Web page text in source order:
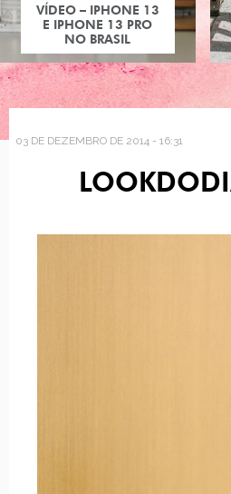
VÍDEO – IPHONE 13
E IPHONE 13 PRO
NO BRASIL
03 DE DEZEMBRO DE 2014 - 16:31